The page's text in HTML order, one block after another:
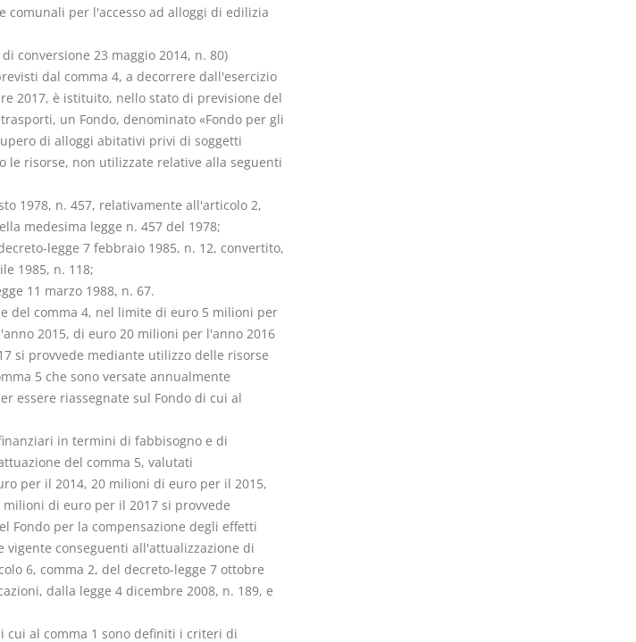
per l'accesso ad alloggi di edilizia
conversione 23 maggio 2014, n. 80)
dal comma 4, a decorrere dall'esercizio
2017, è istituito, nello stato di previsione del
un Fondo, denominato «Fondo per gli
di alloggi abitativi privi di soggetti
le risorse, non utilizzate relative alla seguenti
1978, n. 457, relativamente all'articolo 2,
medesima legge n. 457 del 1978;
legge 7 febbraio 1985, n. 12, convertito,
1985, n. 118;
11 marzo 1988, n. 67.
del comma 4, nel limite di euro 5 milioni per
2015, di euro 20 milioni per l'anno 2016
si provvede mediante utilizzo delle risorse
5 che sono versate annualmente
essere riassegnate sul Fondo di cui al
in termini di fabbisogno e di
del comma 5, valutati
per il 2014, 20 milioni di euro per il 2015,
di euro per il 2017 si provvede
Fondo per la compensazione degli effetti
conseguenti all'attualizzazione di
6, comma 2, del decreto-legge 7 ottobre
dalla legge 4 dicembre 2008, n. 189, e
al comma 1 sono definiti i criteri di